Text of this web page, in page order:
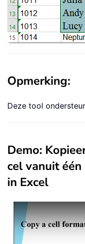
Opmerking:
Deze tool
Demo:
cel vanuit
in Excel